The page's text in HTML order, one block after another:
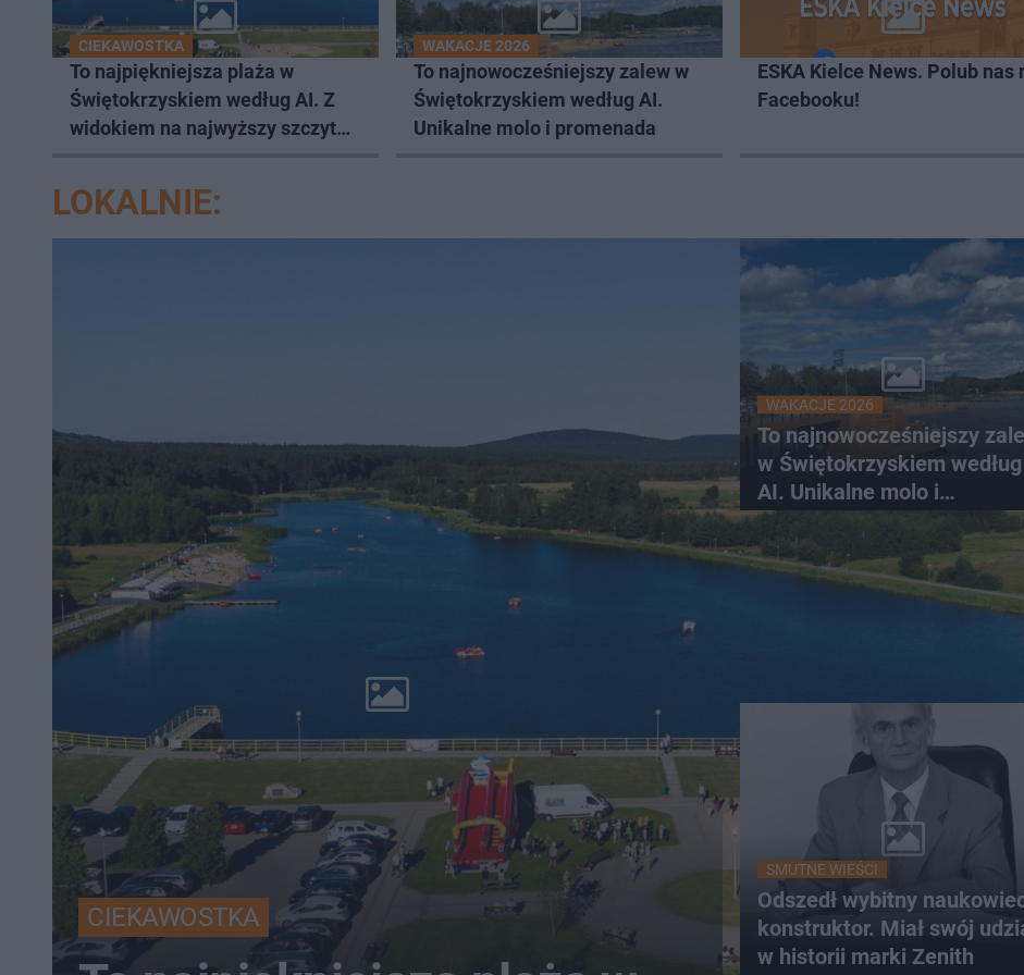
CIEKAWOSTKA
To najpiękniejsza plaża w
Świętokrzyskiem według AI. Z
widokiem na najwyższy szczyt
WAKACJE 2026
To najnowocześniejszy zalew w
Świętokrzyskiem według AI.
Unikalne molo i promenada
ESKA Kielce News. Polub nas
Facebooku!
LOKALNIE:
CIEKAWOSTKA
WAKACJE 2026
To najnowocześniejszy
w Świętokrzyskiem według
AI. Unikalne molo i
promenada
SMUTNE WIEŚCI
Odszedł wybitny
konstruktor. Miał swój
w historii marki Zenith